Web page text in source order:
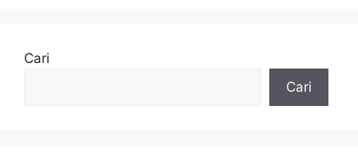
Cari
Cari